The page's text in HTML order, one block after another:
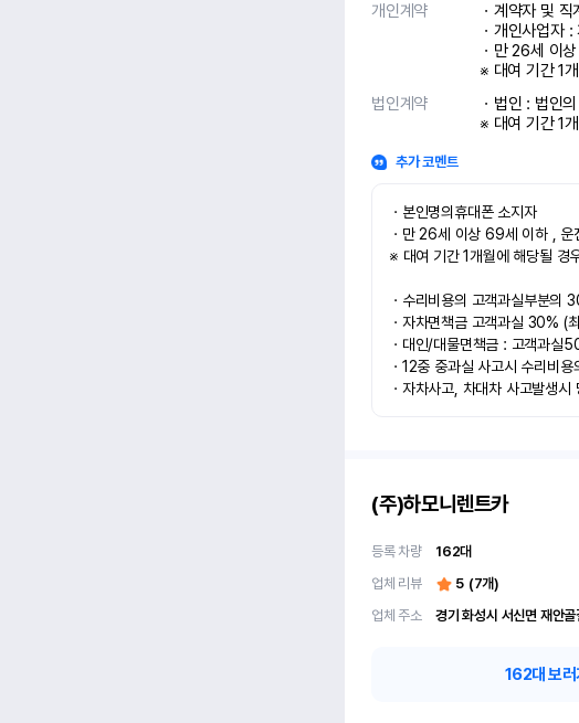
개인계약
ㆍ계약자 및
ㆍ개인사업자
ㆍ만 26세 이
※ 대여 기간 1
법인계약
ㆍ법인 : 법인
※ 대여 기간 1
추가 코멘트
ㆍ본인명의휴대폰 소지자
ㆍ만 26세 이상 69세 이하 , 운
※ 대여 기간 1개월에 해당될
ㆍ수리비용의 고객과실부분
ㆍ자차면책금 고객과실 30% (
ㆍ대인/대물면책금 : 고객과실
ㆍ12중 중과실 사고시 수리비
ㆍ자차사고, 차대차 사고발생
(주)하모니렌트카
등록 차량 162대
업체 리뷰
5 (7개)
업체 주소
162대 보러